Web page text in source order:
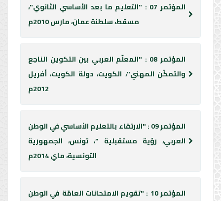
المؤتمر 07 : "التعليم ما بعد الأساسي الثانوي"،
مسقط، سلطنة عمان، مارس 2010م
المؤتمر 08 : "المعلّم العربي بين التكوين الناجع
والتمكّن المهني"، الكويت، دولة الكويت، أفريل
2012م
المؤتمر 09 : "الارتقاء بالتعليم الأساسي في الوطن
العربي، رؤية مستقبلية “، تونس، الجمهورية
التونسية، ماي 2014م
المؤتمر 10 : "تقويم الامتحانات العامّة في الوطن